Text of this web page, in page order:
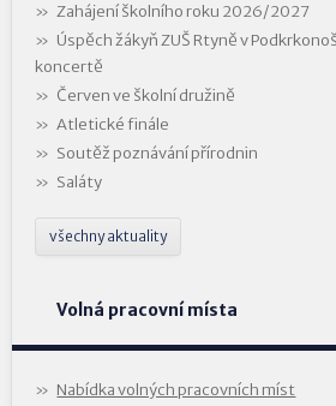
Zahájení školního roku 2026/2027
Úspěch žákyň ZUŠ Rtyně v
koncertě
Červen ve školní družině
Atletické finále
Soutěž poznávání přírodnin
Saláty
všechny aktuality
Volná pracovní místa
Nabídka volných pracovních míst